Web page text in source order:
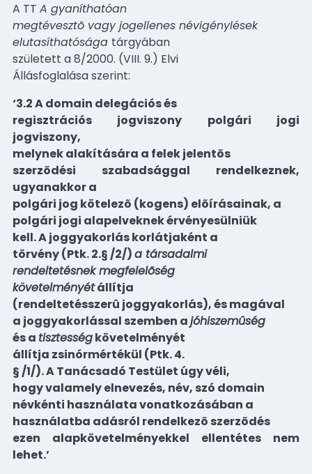
A TT A gyaníthatóan
megtévesztõ vagy jogellenes névigénylések
elutasíthatósága tárgyában
született a 8/2000. (VIII. 9.) Elvi
Állásfoglalása szerint:
‘3.2 A domain delegációs és
regisztrációs jogviszony polgári jogi
jogviszony,
melynek alakítására a felek jelentõs
szerzõdési szabadsággal rendelkeznek,
ugyanakkor a
polgári jog kötelezõ (kogens) elõírásainak, a
polgári jogi alapelveknek érvényesülniük
kell. A joggyakorlás korlátjaként a
törvény (Ptk. 2.§ /2/)a társadalmi
rendeltetésnek megfelelõség
követelményétállítja
(rendeltetésszerû joggyakorlás), és magával
a joggyakorlással szemben ajóhiszemûség
és a tisztességkövetelményét
állítja zsinórmértékül (Ptk. 4.
§ /1/). A Tanácsadó Testület úgy véli,
hogy valamely elnevezés, név, szó domain
névkénti használata vonatkozásában a
használatba adásról rendelkezõ szerzõdés
ezen alapkövetelményekkel ellentétes nem
lehet.’